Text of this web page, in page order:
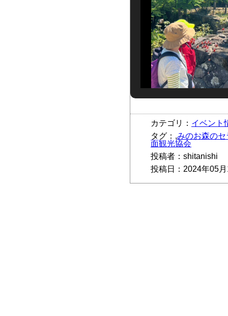
カテゴリ： イベント
タグ：,みのお森のセ
面観光協会
投稿者：shitanishi
投稿日：2024年05